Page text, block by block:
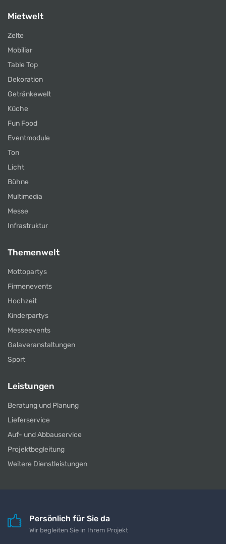
Mietwelt
Zelte
Mobiliar
Table Top
Dekoration
Getränkewelt
Küche
Fun Food
Eventmodule
Ton
Licht
Bühne
Multimedia
Messe
Infrastruktur
Themenwelt
Mottopartys
Firmenevents
Hochzeit
Kinderpartys
Messeevents
Galaveranstaltungen
Sport
Leistungen
Beratung und Planung
Lieferservice
Auf- und Abbauservice
Projektbegleitung
Weitere Dienstleistungen
Persönlich für Sie da
Wir begleiten Sie in Ihrem Projekt